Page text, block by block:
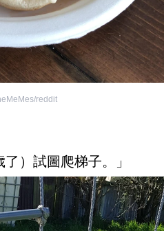
reddit
）試圖爬梯子。」